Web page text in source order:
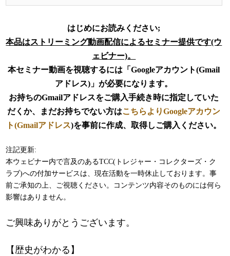
はじめにお読みください;
本品はストリーミング動画配信によるセミナー提供です(ウ
ェビナー)。
本セミナー動画を視聴するには「Googleアカウント(Gmail
アドレス)」が必要になります。
お持ちのGmailアドレスをご購入手続き時に指定していた
だくか、まだお持ちでない方はこちらよりGoogleアカウン
ト(Gmailアドレス)を事前に作成、取得しご購入ください。
注記更新:
本ウェビナー内で言及のあるTCC(トレジャー・コレクターズ・ク
ラブ)への付加サービスは、現在活動を一時休止しております。事
前ご承知の上、ご視聴ください。コンテンツ内容そのものには何ら
影響はありません。
ご興味ありがとうございます。
【歴史がわかる】